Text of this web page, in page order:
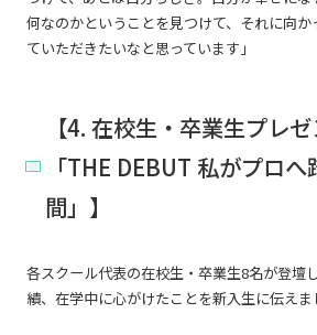
何なのかということを見つけて、それに向か
ていただきたいなと思っています」
【4. 在校生・卒業生プレ
「THE DEBUT 私がプロ
間」】
各スクール代表の在校生・卒業生8名が登壇
績、在学中に心がけたことを新入生に伝えま